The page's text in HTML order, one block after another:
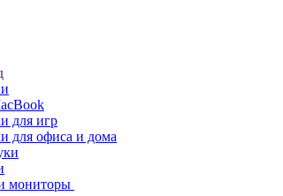
для игр
для офиса и дома
мониторы